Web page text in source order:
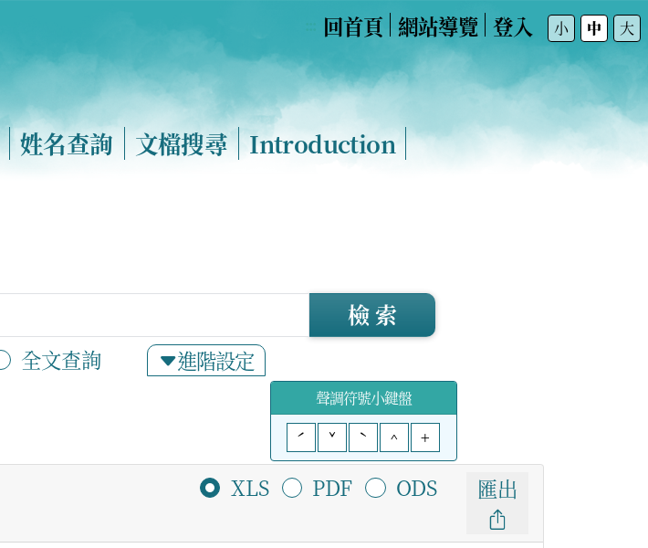
回首頁 網站導覽 登入 小 中 大
姓名查詢 文檔搜尋 Introduction
全文查詢 進階設定
檢 索
聲調符號小鍵盤
ˊ
ˇ ˋ ^ +
XLS PDF ODS 匯出